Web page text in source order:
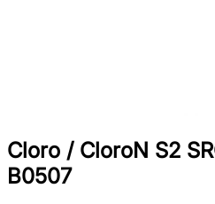
Cloro / CloroN S2
B0507